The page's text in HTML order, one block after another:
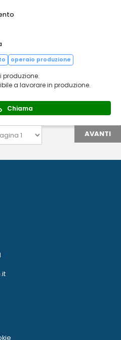
operaio produzione
produzione.
a lavorare in produzione.
Chiama
AVANTI